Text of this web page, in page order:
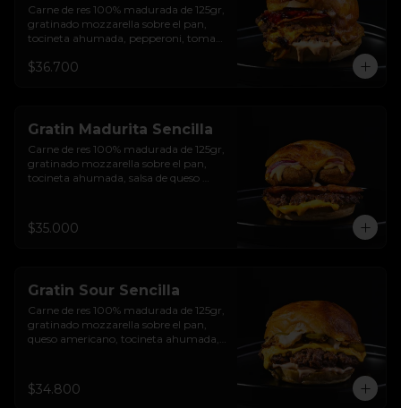
Carne de res 100% madurada de 125gr,
gratinado mozzarella sobre el pan,
tocineta ahumada, pepperoni, tomate
crocante, mermelada de arándanos,
$36.700
Gratin Madurita Sencilla
Carne de res 100% madurada de 125gr,
gratinado mozzarella sobre el pan,
tocineta ahumada, salsa de queso
morada, sour cream de sriracha
levemente picante y pan brioche
$35.000
Gratin Sour Sencilla
Carne de res 100% madurada de 125gr,
gratinado mozzarella sobre el pan,
queso americano, tocineta ahumada,
pepinillos y pan brioche sellado.
$34.800